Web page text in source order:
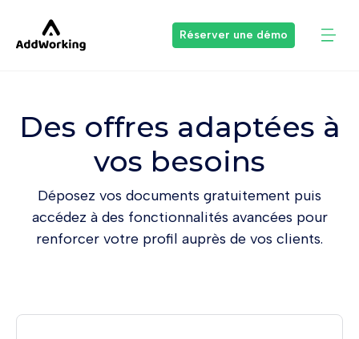
Réserver une démo
Des offres adaptées à
vos besoins
Déposez vos documents gratuitement puis
accédez à des fonctionnalités avancées pour
renforcer votre profil auprès de vos clients.